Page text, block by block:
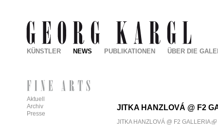
JITKA HANZLOVÁ @ F2
JITKA HANZLOVÁ @ F2 GALLERIA
KÜNSTLER NEWS PUBLIKATIONEN ÜBER DIE
Aktuell
Archiv
Presse